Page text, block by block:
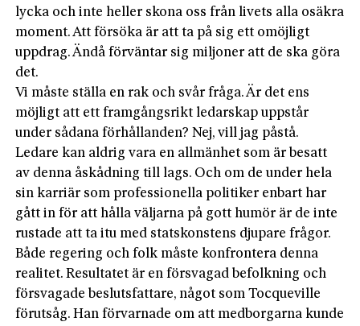
lycka och inte heller skona oss från livets alla osäkra
moment. Att försöka är att ta på sig ett omöjligt
uppdrag. Ändå förväntar sig miljoner att de ska göra
det.
Vi måste ställa en rak och svår fråga. Är det ens
möjligt att ett framgångsrikt ledarskap uppstår
under sådana förhållanden? Nej, vill jag påstå.
Ledare kan aldrig vara en allmänhet som är besatt
av denna åskådning till lags. Och om de under hela
sin karriär som professionella politiker enbart har
gått in för att hålla väljarna på gott humör är de inte
rustade att ta itu med statskonstens djupare frågor.
Både regering och folk måste konfrontera denna
realitet. Resultatet är en försvagad befolkning och
försvagade beslutsfattare, något som Tocqueville
förutsåg. Han förvarnade om att medborgarna kunde